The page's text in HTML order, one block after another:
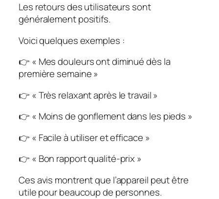
Les retours des utilisateurs sont
généralement positifs.
Voici quelques exemples :
👉 « Mes douleurs ont diminué dès la
première semaine »
👉 « Très relaxant après le travail »
👉 « Moins de gonflement dans les pieds »
👉 « Facile à utiliser et efficace »
👉 « Bon rapport qualité-prix »
Ces avis montrent que l’appareil peut être
utile pour beaucoup de personnes.